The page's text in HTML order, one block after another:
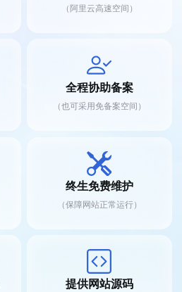
（阿里云高速空间）
全程协助备案
（也可采用免备案空间）
终生免费维护
（保障网站正常运行）
提供网站源码